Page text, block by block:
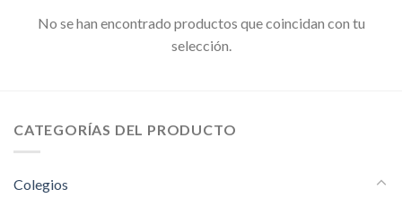
No se han encontrado productos que coincidan con tu
selección.
CATEGORÍAS DEL PRODUCTO
Colegios